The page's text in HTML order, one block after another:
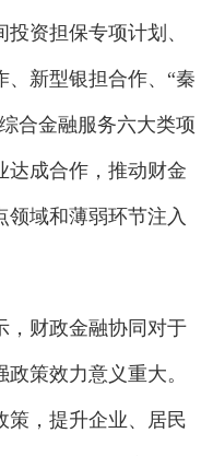
资担保专项计划、
、新型银担合作、“秦
合金融服务六大类项
达成合作，推动财金
领域和薄弱环节注入
财政金融协同对于
策效力意义重大。
策，提升企业、居民